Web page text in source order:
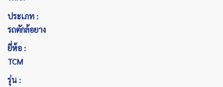
ประเภท :
รถตักล้อยาง
ยี่ห้อ :
TCM
รุ่น :